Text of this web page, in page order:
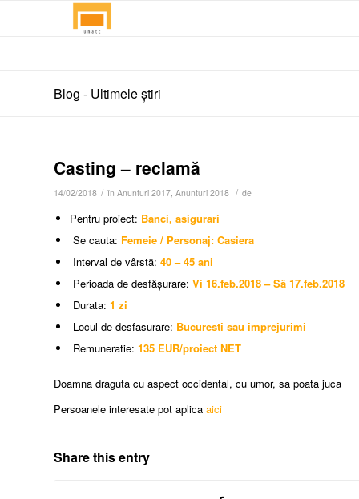
Blog - Ultimele știri
Casting – reclamă
14/02/2018 / în Anunturi 2017, Anunturi 2018 / de
Pentru proiect: Banci, asigurari
Se cauta: Femeie / Personaj: Casiera
Interval de vârstă: 40 – 45 ani
Perioada de desfășurare: Vi 16.feb.2018 – Sâ 17.feb.2018
Durata: 1 zi
Locul de desfasurare: Bucuresti sau imprejurimi
Remuneratie: 135 EUR/proiect NET
Doamna draguta cu aspect occidental, cu umor, sa poata juca
Persoanele interesate pot aplica aici
Share this entry